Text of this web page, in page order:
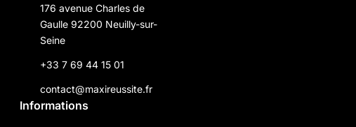
176 avenue Charles de
Gaulle 92200 Neuilly-sur-
Seine
+33 7 69 44 15 01
contact@maxireussite.fr
Informations